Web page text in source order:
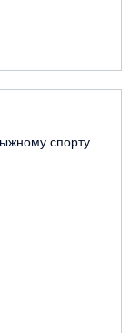
спорту